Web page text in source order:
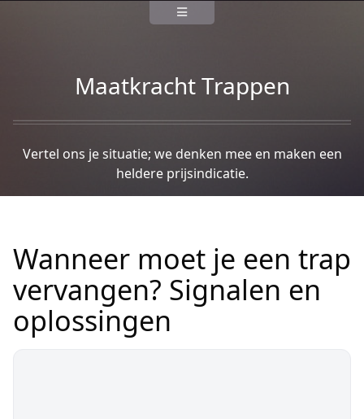
Maatkracht Trappen
Vertel ons je situatie; we denken mee en maken een
heldere prijsindicatie.
Wanneer moet je een trap
vervangen? Signalen en
oplossingen